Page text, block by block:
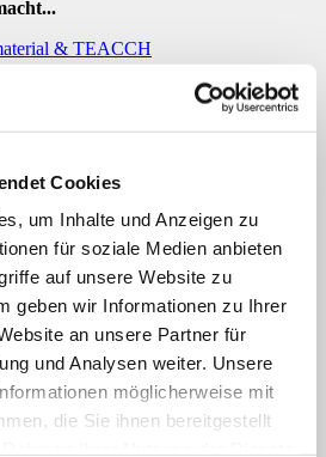
Cookies
um Inhalte und Anzeigen zu
für soziale Medien anbieten
auf unsere Website zu
geben wir Informationen zu Ihrer
an unsere Partner für
und Analysen weiter. Unsere
möglicherweise mit
die Sie ihnen bereitgestellt
bei433 × 600in Autos auf der
Konzentration, Farben, links,
sind derzeit geschlossen.
Versand & Lieferung Zahlungsweisen
Impressum